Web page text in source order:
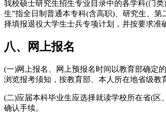
我校硕士研究生招生专业目录中的各学科(门
生”指全日制普通本专科(含高职)、研究生、
择填报退役大学生士兵专项计划，并按要求准
八、网上报名
(一)网上报名、网上预报名时间以教育部确定
浏览报考须知，按教育部、本人所在地省级教
(二)应届本科毕业生应选择就读学校所在省(
确认手续。